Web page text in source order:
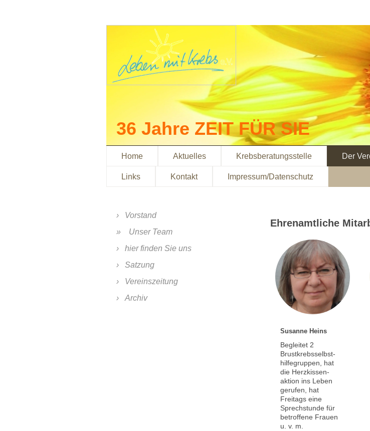
36 Jahre ZEIT FÜR SIE
Home Aktuelles Krebsberatungsstelle Der
Links Kontakt Impressum/Datenschutz
Ehrenamtliche
Susanne Heins
Begleitet 2
Brustkrebsselbst-
hilfegruppen, hat
die Herzkissen-
aktion ins Leben
gerufen, hat
Freitags eine
Sprechstunde für
betroffene Frauen
u. v. m.
Vorstand
Unser Team
hier finden Sie uns
Satzung
Vereinszeitung
Archiv